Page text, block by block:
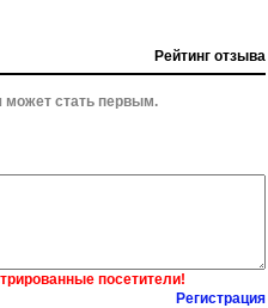
Рейтинг отзыва
может стать первым.
посетители!
Регистрация